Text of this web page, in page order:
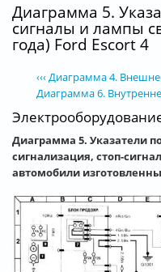
Диаграмма 5.
сигналы и лампы
года) Ford Escort 4
‹‹‹ Диаграмма 4.
Диаграмма 6.
Диаграмма 5. Указатели
сигнализация, стоп-
автомобили